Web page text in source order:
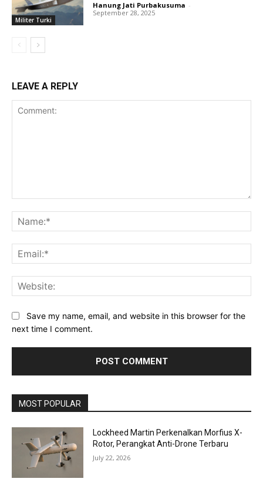
Militer Turki
Hanung Jati Purbakusuma -
September 28, 2025
LEAVE A REPLY
Save my name, email, and website in this browser for the
next time I comment.
MOST POPULAR
Lockheed Martin Perkenalkan Morfius X-
Rotor, Perangkat Anti-Drone Terbaru
July 22, 2026